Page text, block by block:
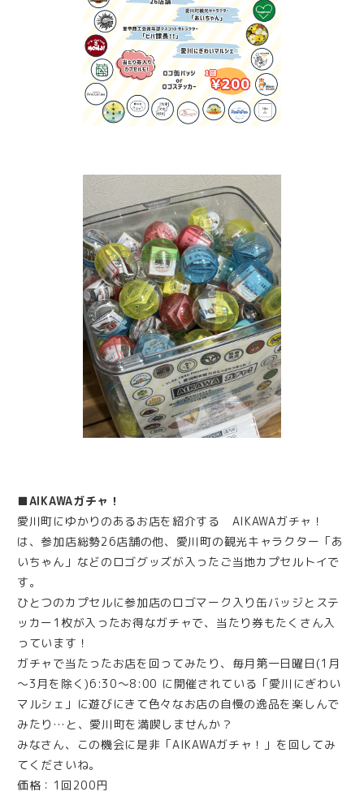
■AIKAWAガチャ！
愛川町にゆかりのあるお店を紹介する AIKAWAガチャ！
は、参加店総勢26店舗の他、愛川町の観光キャラクター「あ
いちゃん」などのロゴグッズが入ったご当地カプセルトイで
す。
ひとつのカプセルに参加店のロゴマーク入り缶バッジとステ
ッカー1枚が入ったお得なガチャで、当たり券もたくさん入
っています！
ガチャで当たったお店を回ってみたり、毎月第一日曜日(1月
～3月を除く)6:30～8:00 に開催されている「愛川にぎわい
マルシェ」に遊びにきて色々なお店の自慢の逸品を楽しんで
みたり…と、愛川町を満喫しませんか？
みなさん、この機会に是非「AIKAWAガチャ！」を回してみ
てくださいね。
価格：1回200円